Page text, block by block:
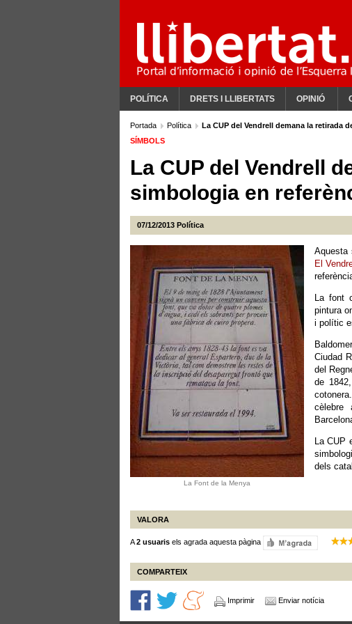
POLÍTICA DRETS I LLIBERTATS OPINIÓ
Portada Política
La CUP del Vendrell demana la retirada
SÍMBOLS
La CUP del Vendrell
simbologia en
07/12/2013 Política
La Font de la Menya
Aquesta
El
La font
pintura
i polític
Ciudad
del
de
cèlebre
La CUP
dels
VALORA
A2 usuaris els agrada aquesta pàgina
COMPARTEIX
Imprimir Enviar notícia